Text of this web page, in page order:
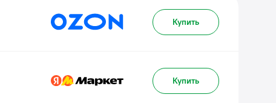
Купить
Купить